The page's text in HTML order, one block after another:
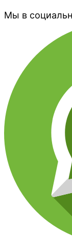
Мы в